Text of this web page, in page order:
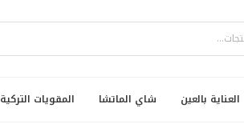
العناية بالعين شاي الماتشا المقويات التركية